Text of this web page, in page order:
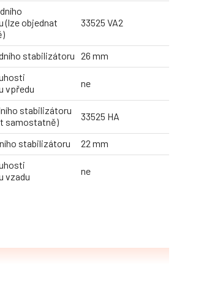
(lze objednat
33525 VA2
stabilizátoru 26 mm
vpředu
ne
stabilizátoru
samostatně)
33525 HA
stabilizátoru
22 mm
vzadu
ne